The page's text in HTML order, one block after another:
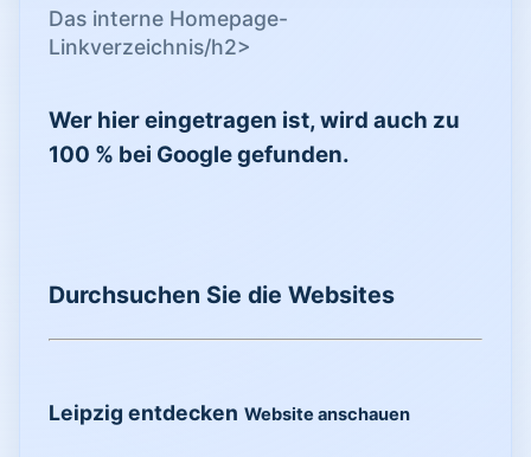
Das interne Homepage-
Linkverzeichnis⁣/h2>
Wer hier eingetragen ist, wird auch zu
100 % bei Google gefunden.
Durchsuchen Sie die Websites
Leipzig entdecken Website anschauen